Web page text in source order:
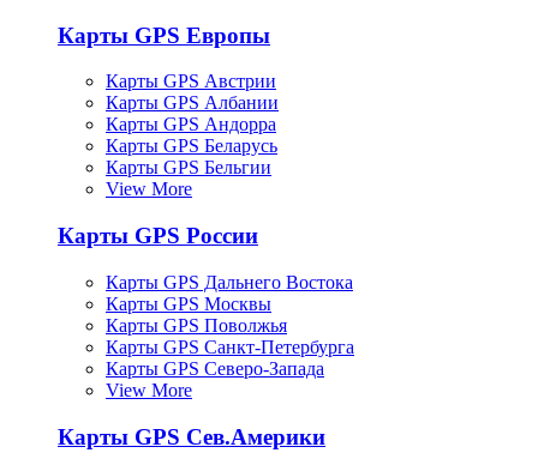
Карты GPS Европы
Карты GPS Австрии
Карты GPS Албании
Карты GPS Андорра
Карты GPS Беларусь
Карты GPS Бельгии
View More
Карты GPS России
Карты GPS Дальнего Востока
Карты GPS Москвы
Карты GPS Поволжья
Карты GPS Санкт-Петербурга
Карты GPS Северо-Запада
View More
Карты GPS Сев.Америки